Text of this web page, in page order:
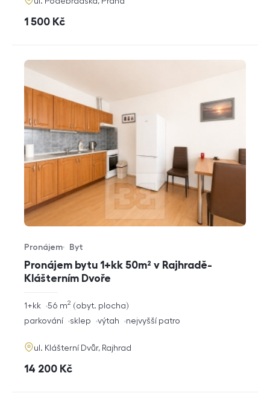
cena
1 500 Kč
Pronájem bytu 1+kk 50m² v Rajhradě-
Klášterním Dvoře
Typ nabídky
Pronájem
Typ nemovitosti
Byt
rozměry
dispozice
1+kk obyt. plocha
56 m2
funkce
parkování sklep výtah nejvyšší patro
adresa
ul. Klášterní Dvůr, Rajhrad
cena
14 200 Kč